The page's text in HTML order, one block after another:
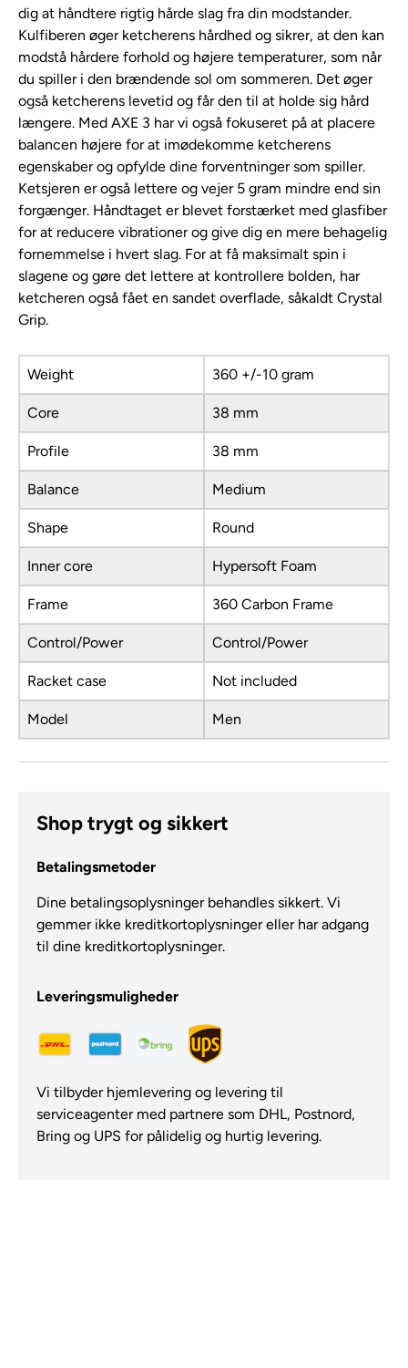
dig at håndtere rigtig hårde slag fra din modstander.
Kulfiberen øger ketcherens hårdhed og sikrer, at den kan
modstå hårdere forhold og højere temperaturer, som når
du spiller i den brændende sol om sommeren. Det øger
også ketcherens levetid og får den til at holde sig hård
længere. Med AXE 3 har vi også fokuseret på at placere
balancen højere for at imødekomme ketcherens
egenskaber og opfylde dine forventninger som spiller.
Ketsjeren er også lettere og vejer 5 gram mindre end sin
forgænger. Håndtaget er blevet forstærket med glasfiber
for at reducere vibrationer og give dig en mere behagelig
fornemmelse i hvert slag. For at få maksimalt spin i
slagene og gøre det lettere at kontrollere bolden, har
ketcheren også fået en sandet overflade, såkaldt Crystal
Grip.
Weight 360 +/-10 gram
Core 38 mm
Profile 38 mm
Balance Medium
Shape Round
Inner core Hypersoft Foam
Frame 360 Carbon Frame
Control/Power Control/Power
Racket case Not included
Model Men
Shop trygt og sikkert
Betalingsmetoder
Dine betalingsoplysninger behandles sikkert. Vi
gemmer ikke kreditkortoplysninger eller har adgang
til dine kreditkortoplysninger.
Leveringsmuligheder
Vi tilbyder hjemlevering og levering til
serviceagenter med partnere som DHL, Postnord,
Bring og UPS for pålidelig og hurtig levering.